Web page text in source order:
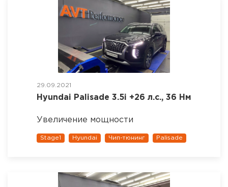
29.09.2021
Hyundai Palisade 3.5i +26 л.с., 36 Нм
Увеличение мощности
Stage1 Hyundai Чип-тюнинг Palisade